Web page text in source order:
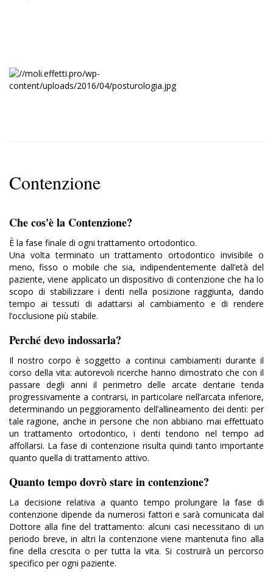
Contenzione
Che cos'è la Contenzione?
È la fase finale di ogni trattamento ortodontico.
Una volta terminato un trattamento ortodontico invisibile o
meno, fisso o mobile che sia, indipendentemente dall’età del
paziente, viene applicato un dispositivo di contenzione che ha lo
scopo di stabilizzare i denti nella posizione raggiunta, dando
tempo ai tessuti di adattarsi al cambiamento e di rendere
l’occlusione più stabile.
Perché devo indossarla?
Il nostro corpo è soggetto a continui cambiamenti durante il
corso della vita: autorevoli ricerche hanno dimostrato che con il
passare degli anni il perimetro delle arcate dentarie tenda
progressivamente a contrarsi, in particolare nell’arcata inferiore,
determinando un peggioramento dell’allineamento dei denti: per
tale ragione, anche in persone che non abbiano mai effettuato
un trattamento ortodontico, i denti tendono nel tempo ad
affollarsi. La fase di contenzione risulta quindi tanto importante
quanto quella di trattamento attivo.
Quanto tempo dovrò stare in contenzione?
La decisione relativa a quanto tempo prolungare la fase di
contenzione dipende da numerosi fattori e sarà comunicata dal
Dottore alla fine del trattamento: alcuni casi necessitano di un
periodo breve, in altri la contenzione viene mantenuta fino alla
fine della crescita o per tutta la vita. Si costruirà un percorso
specifico per ogni paziente.